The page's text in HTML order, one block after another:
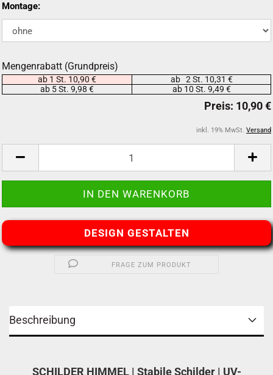
Montage:
Mengenrabatt (Grundpreis)
ab 1 St. 10,90 €
ab 2 St. 10,31 €
ab 5 St. 9,98 €
ab 10 St. 9,49 €
inkl. 19% MwSt. Versand
DESIGN GESTALTEN
FRAGE ZUM PRODUKT
Beschreibung
SCHILDER HIMMEL | Stabile Schilder | UV-